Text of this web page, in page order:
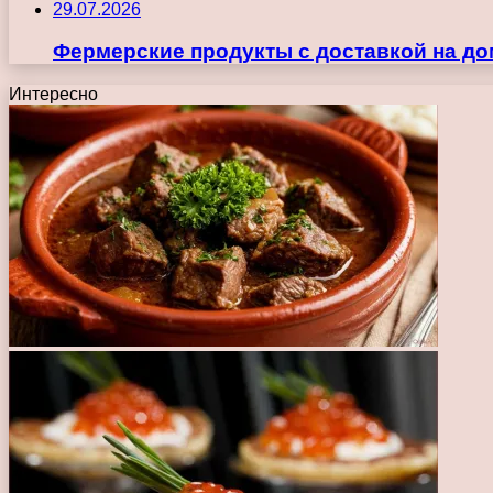
29.07.2026
Фермерские продукты с доставкой на
Интересно